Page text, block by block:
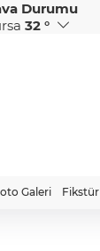
CHF
58,6708
Durumu
32 °
Galeri Fikstür